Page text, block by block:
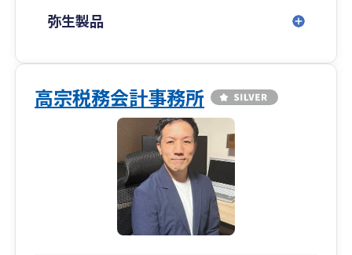
弥生製品
高宗税務会計事務所